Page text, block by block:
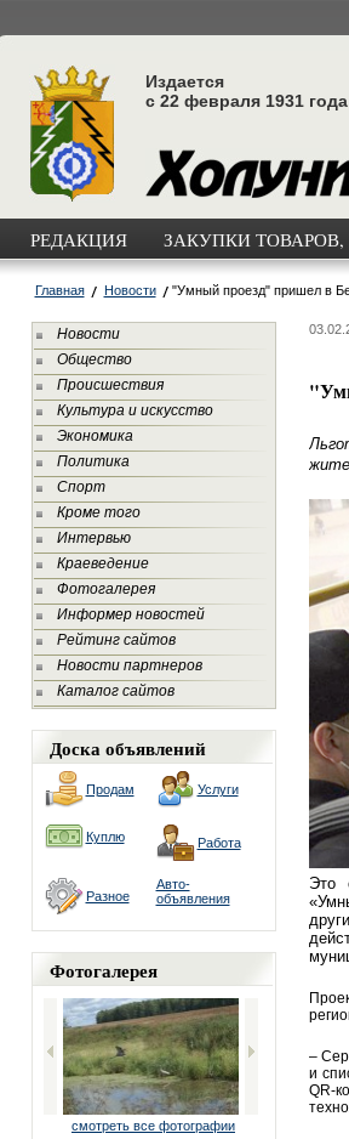
Издается
с 22 февраля 1931 года
РЕДАКЦИЯ ЗАКУПКИ ТОВАРОВ,
Главная Новости "Умный проезд" пришел в
Новости
Общество
Происшествия
Культура и искусство
Экономика
Политика
Спорт
Кроме того
Интервью
Краеведение
Фотогалерея
Информер новостей
Рейтинг сайтов
Новости партнеров
Каталог сайтов
Доска объявлений
Продам Услуги
Куплю Работа
Разное
Авто-
объявления
Фотогалерея
смотреть все фотографии
Это
–
и
QR-